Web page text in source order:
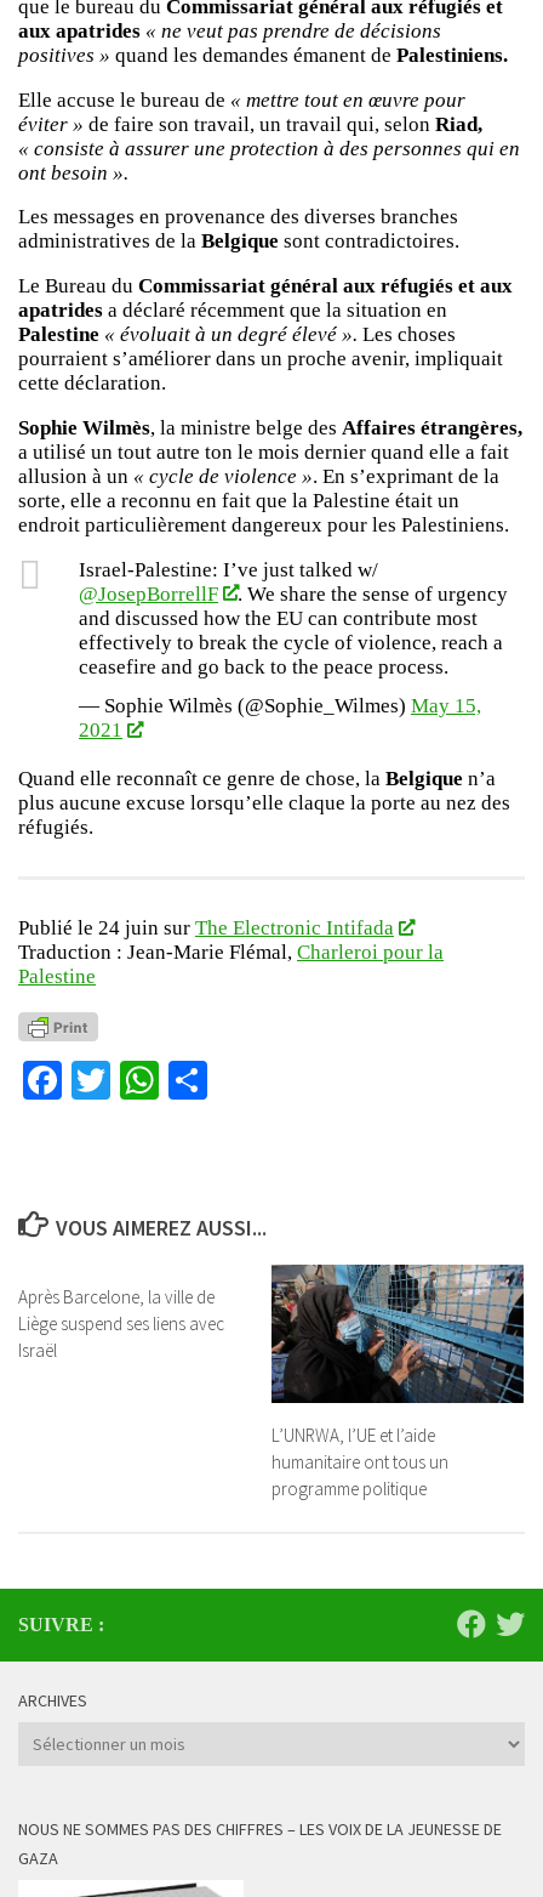
que le bureau du Commissariat général aux réfugiés et
aux apatrides « ne veut pas prendre de décisions
positives » quand les demandes émanent de Palestiniens.
Elle accuse le bureau de « mettre tout en œuvre pour
éviter » de faire son travail, un travail qui, selon Riad,
« consiste à assurer une protection à des personnes qui en
ont besoin ».
Les messages en provenance des diverses branches
administratives de la Belgique sont contradictoires.
Le Bureau du Commissariat général aux réfugiés et aux
apatrides a déclaré récemment que la situation en
Palestine « évoluait à un degré élevé ». Les choses
pourraient s’améliorer dans un proche avenir, impliquait
cette déclaration.
Sophie Wilmès, la ministre belge des Affaires étrangères,
a utilisé un tout autre ton le mois dernier quand elle a fait
allusion à un « cycle de violence ». En s’exprimant de la
sorte, elle a reconnu en fait que la Palestine était un
endroit particulièrement dangereux pour les Palestiniens.
Israel-Palestine: I’ve just talked w/
@JosepBorrellF
. We share the sense of urgency
and discussed how the EU can contribute most
effectively to break the cycle of violence, reach a
ceasefire and go back to the peace process.
— Sophie Wilmès (@Sophie_Wilmes) May 15,
2021
Quand elle reconnaît ce genre de chose, la Belgique n’a
plus aucune excuse lorsqu’elle claque la porte au nez des
réfugiés.
Publié le 24 juin sur The Electronic Intifada
Traduction : Jean-Marie Flémal, Charleroi pour la
Palestine
Facebook
TwitterWhatsApp
VOUS AIMEREZ AUSSI...
Après Barcelone, la ville de
Liège suspend ses liens avec
Israël
L’UNRWA, l’UE et l’aide
humanitaire ont tous un
programme politique
SUIVRE :
ARCHIVES
Archives
NOUS NE SOMMES PAS DES CHIFFRES – LES VOIX DE LA JEUNESSE DE
GAZA